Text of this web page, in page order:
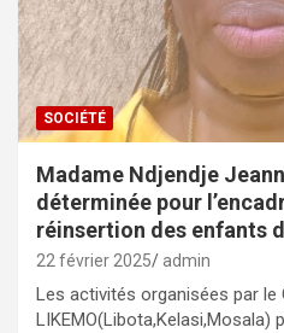
SOCIÉTÉ
Madame Ndjendje
déterminée pour
réinsertion des enfants
22 février 2025 admin
Les activités organisées par le